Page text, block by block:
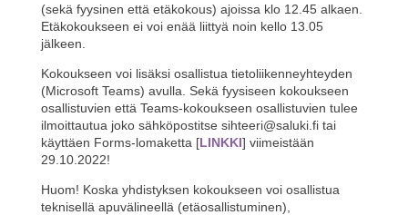
(sekä fyysinen että etäkokous) ajoissa klo 12.45 alkaen.
Etäkokoukseen ei voi enää liittyä noin kello 13.05
jälkeen.
Kokoukseen voi lisäksi osallistua tietoliikenneyhteyden
(Microsoft Teams) avulla. Sekä fyysiseen kokoukseen
osallistuvien että Teams-kokoukseen osallistuvien tulee
ilmoittautua joko sähköpostitse sihteeri@saluki.fi tai
käyttäen Forms-lomaketta [LINKKI] viimeistään
29.10.2022!
Huom! Koska yhdistyksen kokoukseen voi osallistua
teknisellä apuvälineellä (etäosallistuminen),